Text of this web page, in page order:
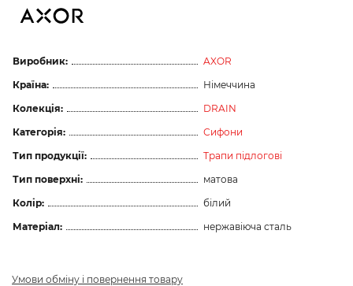
Виробник:
AXOR
Країна:
Німеччина
Колекція:
DRAIN
Категорія:
Сифони
Тип продукції:
Трапи підлогові
Тип поверхні:
матова
Колір:
білий
Матеріал:
нержавіюча сталь
Умови обміну і повернення товару